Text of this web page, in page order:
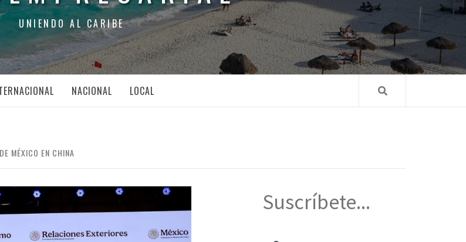
UNIENDO AL CARIBE
NACIONAL LOCAL
MÉXICO EN CHINA
Suscríbete...